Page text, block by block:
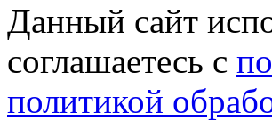
Данный сайт
соглашаетесь с
политикой